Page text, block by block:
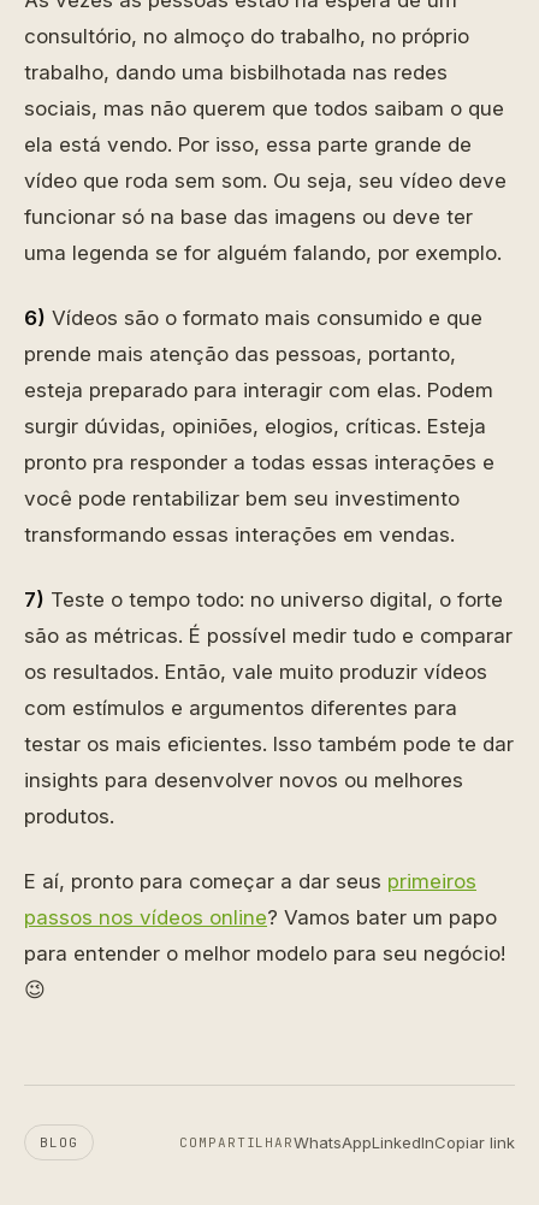
consultório, no almoço do trabalho, no próprio
trabalho, dando uma bisbilhotada nas redes
sociais, mas não querem que todos saibam o que
ela está vendo. Por isso, essa parte grande de
vídeo que roda sem som. Ou seja, seu vídeo deve
funcionar só na base das imagens ou deve ter
uma legenda se for alguém falando, por exemplo.
6) Vídeos são o formato mais consumido e que
prende mais atenção das pessoas, portanto,
esteja preparado para interagir com elas. Podem
surgir dúvidas, opiniões, elogios, críticas. Esteja
pronto pra responder a todas essas interações e
você pode rentabilizar bem seu investimento
transformando essas interações em vendas.
7) Teste o tempo todo: no universo digital, o forte
são as métricas. É possível medir tudo e comparar
os resultados. Então, vale muito produzir vídeos
com estímulos e argumentos diferentes para
testar os mais eficientes. Isso também pode te dar
insights para desenvolver novos ou melhores
produtos.
E aí, pronto para começar a dar seus primeiros
passos nos vídeos online? Vamos bater um papo
para entender o melhor modelo para seu negócio!
😉
BLOG COMPARTILHARWhatsAppLinkedInCopiar link